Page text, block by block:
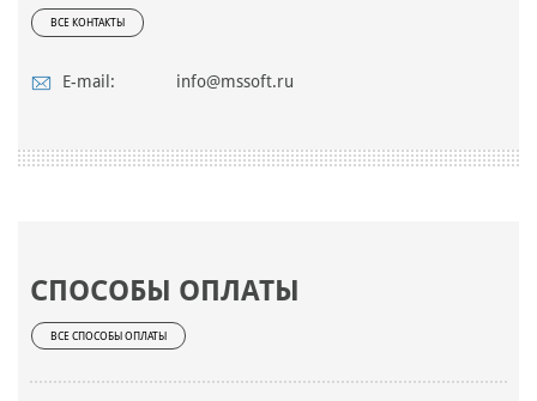
ВСЕ КОНТАКТЫ
E-mail: info@mssoft.ru
СПОСОБЫ ОПЛАТЫ
ВСЕ СПОСОБЫ ОПЛАТЫ